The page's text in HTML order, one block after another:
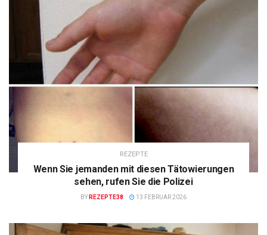
REZEPTE
Wenn Sie jemanden mit diesen Tätowierungen
sehen, rufen Sie die Polizei
BY REZEPTE38 13 FEBRUAR 2026